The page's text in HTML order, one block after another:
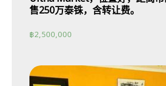
售250万泰铢，含转让费。
฿2,500,000